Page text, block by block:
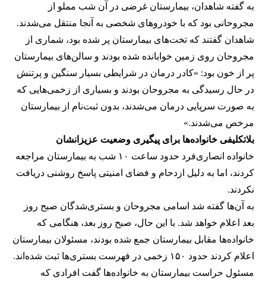
به گفته شاهدان، بیمارستان غرضی در آن شب مملو از
مجروحانی بود که با خودروهای شخصی به آنجا منتقل می‌شدند.
شاهدان گفتند که تخت‌های بیمارستان پر شده بود، شماری از
مجروحان روی زمین خوابانده شده بودند و سالن‌های بیمارستان
پر از خون بود: «کادر درمان در شرایطی بسیار سنگین و پرتنش
در حال رسیدگی به مجروحان بودند و بسیاری از زخمی‌هایی که
به صورت سرپایی درمان می‌شدند، بدون ثبت‌نام از بیمارستان
مرخص می‌شدند.»
بلاتکلیفی خانواده‌ها برای پیگیری وضعیت عزیزانشان
خانواده انصاری‌فرد حدود ساعت ۱۰ شب به بیمارستان مراجعه
کردند، اما به دلیل ازدحام و فضای امنیتی پاسخ روشنی دریافت
نکردند.
به آن‌ها گفته شد اسامی مجروحان و بستری‌شدگان صبح روز
بعد اعلام خواهد شد. با این حال، صبح روز بعد، هنگامی که
خانواده‌ها مقابل بیمارستان جمع شده بودند، مسئولان بیمارستان
اعلام کردند حدود ۱۵۰ زخمی در فهرست بستری‌ها ثبت شده‌اند.
مسئول حراست بیمارستان به خانواده‌ها گفت افرادی که